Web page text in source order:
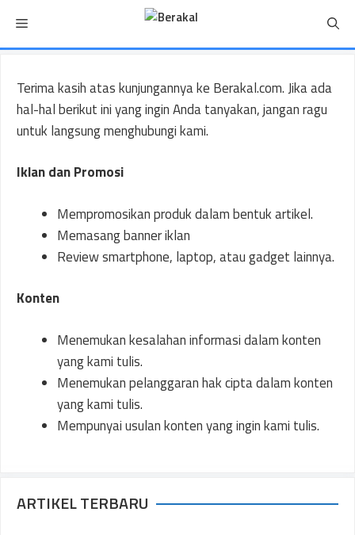
isi
Menu
Terima kasih atas kunjungannya ke Berakal.com. Jika ada
hal-hal berikut ini yang ingin Anda tanyakan, jangan ragu
untuk langsung menghubungi kami.
Iklan dan Promosi
Mempromosikan produk dalam bentuk artikel.
Memasang banner iklan
Review smartphone, laptop, atau gadget lainnya.
Konten
Menemukan kesalahan informasi dalam konten
yang kami tulis.
Menemukan pelanggaran hak cipta dalam konten
yang kami tulis.
Mempunyai usulan konten yang ingin kami tulis.
ARTIKEL TERBARU